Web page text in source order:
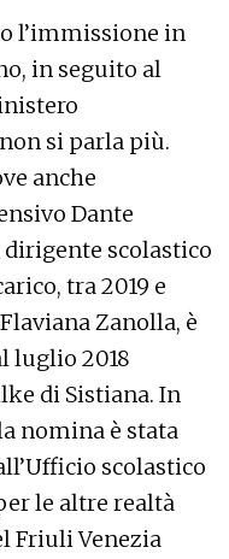
l’immissione in
in seguito al
si parla più.
anche
Dante
scolastico
tra 2019 e
Zanolla, è
luglio 2018
di Sistiana. In
nomina è stata
scolastico
le altre realtà
Friuli Venezia